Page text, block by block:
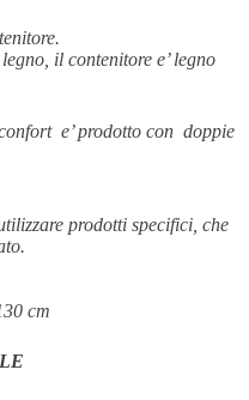
il contenitore e’ legno
e’ prodotto con doppie
prodotti specifici, che
cm